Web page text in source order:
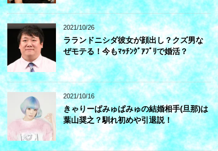
2021/10/26
ラランドニシダ彼女が顔出し？クズ男な
ぜモテる！今もﾏｯﾁﾝｸﾞｱﾌﾟﾘで婚活？
2021/10/16
きゃりーぱみゅぱみゅの結婚相手(旦那)は
葉山奨之？馴れ初めや引退説！